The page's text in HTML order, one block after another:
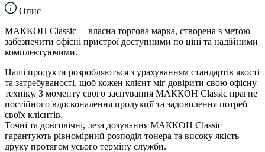
Опис
МАККОН Classic – власна торгова марка, створена з метою
забезпечити офісні пристрої доступними по ціні та надійними
комплектуючими.
Наші продукти розробляються з урахуванням стандартів якості
та затребуваності, щоб кожен клієнт міг довірити свою офісну
техніку. З моменту свого заснування МАККОН Classic прагне
постійного вдосконалення продукції та задоволення потреб
своїх клієнтів.
Точні та довговічні, леза дозування МАККОН Classic
гарантують рівномірний розподіл тонера та високу якість
друку протягом усього терміну служби.